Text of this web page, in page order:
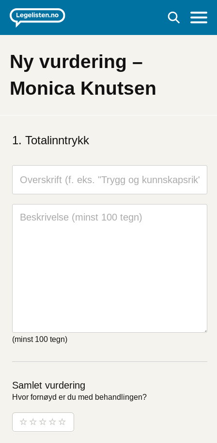
Ny vurdering –
Monica Knutsen
Totalinntrykk
(minst 100 tegn)
Samlet vurdering
Hvor fornøyd er du med behandlingen?